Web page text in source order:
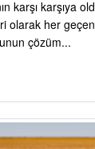
karşı karşıya
olarak her
çözüm...